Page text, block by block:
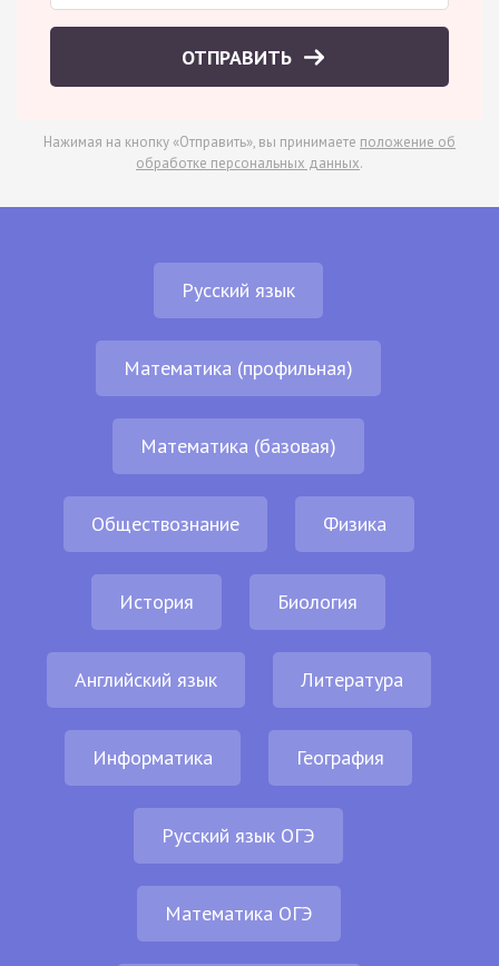
ОТПРАВИТЬ
Нажимая на кнопку «Отправить», вы принимаете положение об
обработке персональных данных.
Русский язык
Математика (профильная)
Математика (базовая)
Обществознание Физика
История Биология
Английский язык Литература
Информатика География
Русский язык ОГЭ
Математика ОГЭ